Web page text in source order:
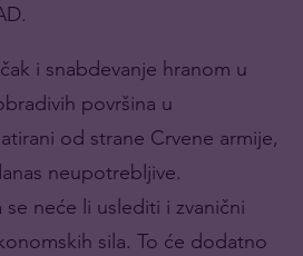
i snabdevanje hranom u
površina u
od strane Crvene armije,
neupotrebljive.
neće li uslediti i zvanični
sila. To će dodatno